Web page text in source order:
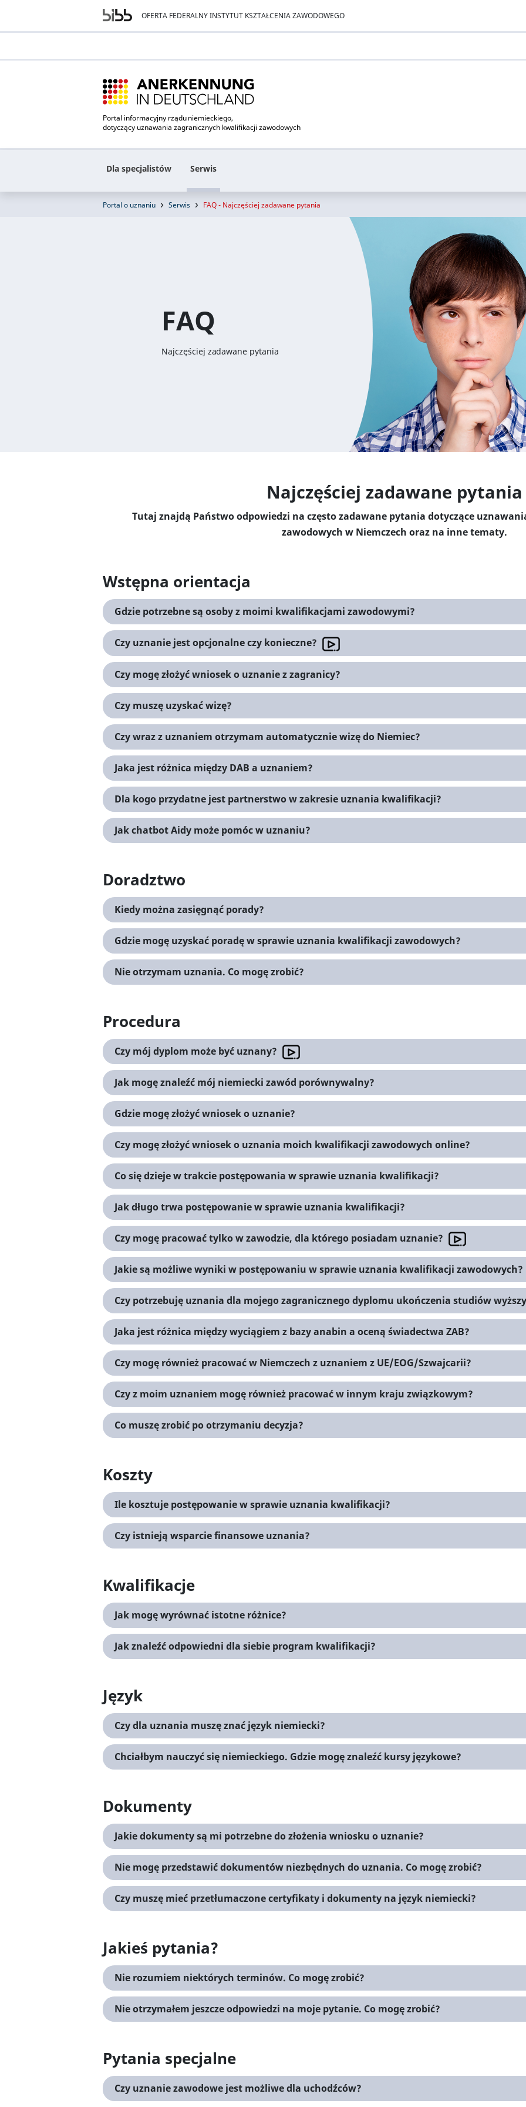
OFERTA FEDERALNY INSTYTUT KSZTAŁCENIA ZAWODOWEGO
Portal informacyjny rządu niemieckiego,
dotyczący uznawania zagranicznych kwalifikacji zawodowych
Dla specjalistów Serwis
Portal o uznaniu Serwis FAQ - Najczęściej zadawane pytania
FAQ
Najczęściej zadawane pytania
Najczęściej zadawane pytania
Tutaj znajdą Państwo odpowiedzi na często zadawane pytania dotyczące
zawodowych w Niemczech oraz na inne tematy.
Wstępna orientacja
Gdzie potrzebne są osoby z moimi kwalifikacjami zawodowymi?
Czy uznanie jest opcjonalne czy konieczne?
Czy mogę złożyć wniosek o uznanie z zagranicy?
Czy muszę uzyskać wizę?
Czy wraz z uznaniem otrzymam automatycznie wizę do Niemiec?
Jaka jest różnica między DAB a uznaniem?
Dla kogo przydatne jest partnerstwo w zakresie uznania kwalifikacji?
Jak chatbot Aidy może pomóc w uznaniu?
Doradztwo
Kiedy można zasięgnąć porady?
Gdzie mogę uzyskać poradę w sprawie uznania kwalifikacji zawodowych?
Nie otrzymam uznania. Co mogę zrobić?
Procedura
Czy mój dyplom może być uznany?
Jak mogę znaleźć mój niemiecki zawód porównywalny?
Gdzie mogę złożyć wniosek o uznanie?
Czy mogę złożyć wniosek o uznania moich kwalifikacji zawodowych online?
Co się dzieje w trakcie postępowania w sprawie uznania kwalifikacji?
Jak długo trwa postępowanie w sprawie uznania kwalifikacji?
Czy mogę pracować tylko w zawodzie, dla którego posiadam uznanie?
Jakie są możliwe wyniki w postępowaniu w sprawie uznania kwalifikacji zawodowych?
Czy potrzebuję uznania dla mojego zagranicznego dyplomu ukończenia studiów
Jaka jest różnica między wyciągiem z bazy anabin a oceną świadectwa ZAB?
Czy mogę również pracować w Niemczech z uznaniem z UE/EOG/Szwajcarii?
Czy z moim uznaniem mogę również pracować w innym kraju związkowym?
Co muszę zrobić po otrzymaniu decyzja?
Koszty
Ile kosztuje postępowanie w sprawie uznania kwalifikacji?
Czy istnieją wsparcie finansowe uznania?
Kwalifikacje
Jak mogę wyrównać istotne różnice?
Jak znaleźć odpowiedni dla siebie program kwalifikacji?
Język
Czy dla uznania muszę znać język niemiecki?
Chciałbym nauczyć się niemieckiego. Gdzie mogę znaleźć kursy językowe?
Dokumenty
Jakie dokumenty są mi potrzebne do złożenia wniosku o uznanie?
Nie mogę przedstawić dokumentów niezbędnych do uznania. Co mogę zrobić?
Czy muszę mieć przetłumaczone certyfikaty i dokumenty na język niemiecki?
Jakieś pytania?
Nie rozumiem niektórych terminów. Co mogę zrobić?
Nie otrzymałem jeszcze odpowiedzi na moje pytanie. Co mogę zrobić?
Pytania specjalne
Czy uznanie zawodowe jest możliwe dla uchodźców?